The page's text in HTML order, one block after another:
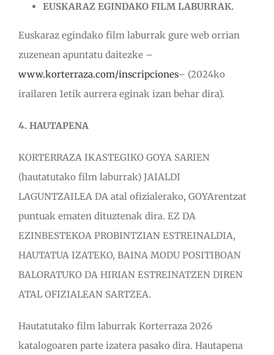
EUSKARAZ EGINDAKO FILM LABURRAK.
Euskaraz egindako film laburrak gure web orrian
zuzenean apuntatu daitezke –
www.korterraza.com/inscripciones– (2024ko
irailaren 1etik aurrera eginak izan behar dira).
4. HAUTAPENA
KORTERRAZA IKASTEGIKO GOYA SARIEN
(hautatutako film laburrak) JAIALDI
LAGUNTZAILEA DA atal ofizialerako, GOYArentzat
puntuak ematen dituztenak dira. EZ DA
EZINBESTEKOA PROBINTZIAN ESTREINALDIA,
HAUTATUA IZATEKO, BAINA MODU POSITIBOAN
BALORATUKO DA HIRIAN ESTREINATZEN DIREN
ATAL OFIZIALEAN SARTZEA.
Hautatutako film laburrak Korterraza 2026
katalogoaren parte izatera pasako dira. Hautapena